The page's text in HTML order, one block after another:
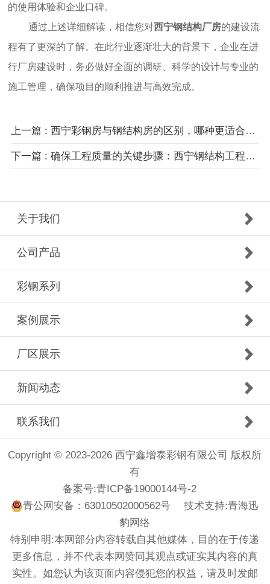
的使用体验和企业口碑。
通过上述详细解读，相信您对西宁钢结构厂房的建设流
程有了更深的了解。在此行业逐渐壮大的背景下，企业在进
行厂房建设时，务必做好全面的调研、科学的设计与专业的
施工管理，确保项目的顺利推进与高效完成。
上一篇 : 西宁彩钢房与钢结构房的区别，哪种更适合您的需求？
下一篇 : 确保工程质量的关键步骤：西宁钢结构工程施工注意事项
关于我们
公司产品
彩钢系列
案例展示
厂区展示
新闻动态
联系我们
Copyright © 2023-2026 西宁鑫增泰彩钢有限公司 版权所
有
备案号:青ICP备19000144号-2
青公网安备：63010502000562号 技术支持:青海迅
豹网络
特别申明:本网部分内容转载自其他媒体，目的在于传递
更多信息，并不代表本网赞同其观点或证实其内容的真
实性。如您认为该页面内容侵犯您的权益，请及时发邮